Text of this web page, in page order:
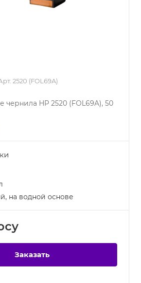
2520 (FOL69A)
чернила HP 2520 (FOL69A), 50
на водной основе
Заказать